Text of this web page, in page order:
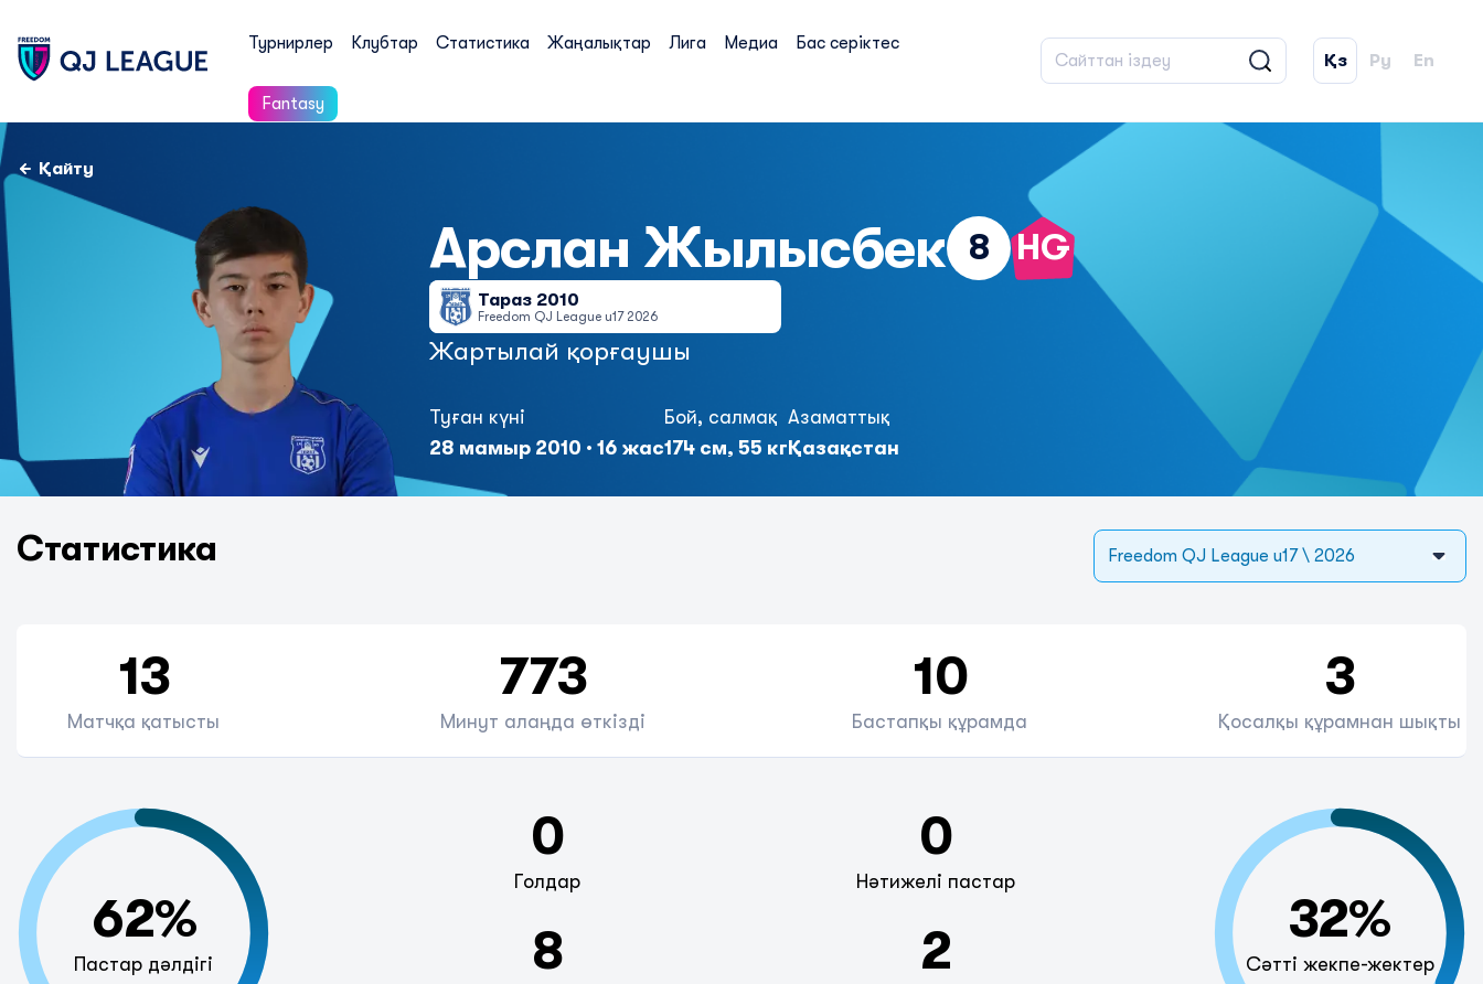
Турнирлер Клубтар Статистика Жаңалықтар Лига Медиа Бас серіктес
Fantasy
Қз Ру En
Қайту
Арслан Жылысбек
Тараз 2010
Freedom QJ League u17 2026
Жартылай қорғаушы
8 HG
Туған күні
28 мамыр 2010 · 16 жас
Бой, салмақ
174 см, 55 кг
Азаматтық
Қазақстан
Статистика Freedom QJ League u17 \ 2026
13
Матчқа қатысты
773
Минут алаңда өткізді
10
Бастапқы құрамда
3
Қосалқы құрамнан шықты
62%
Пастар дәлдігі
0
Голдар
0
Нәтижелі пастар
8 2
32%
Сәтті жекпе-жектер